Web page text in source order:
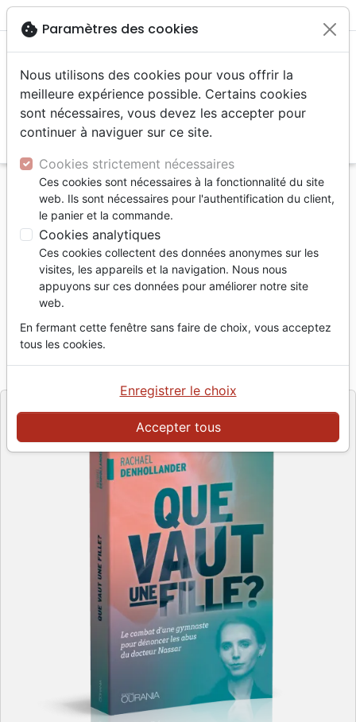
menu
Accueil Livres
Témoignages, biographies
Que vaut une fille? - Le combat d'une gymnaste
pour dénoncer les abus du docteur Nassar
Que vaut une fille?
Le combat d'une gymnaste pour
dénoncer les abus du docteur Nassar
Auteur :Rachael Denhollander
cookie Paramètres des cookies
Nous utilisons des cookies pour vous offrir la
meilleure expérience possible. Certains cookies
sont nécessaires, vous devez les accepter pour
continuer à naviguer sur ce site.
Cookies strictement nécessaires
Ces cookies sont nécessaires à la fonctionnalité du site
web. Ils sont nécessaires pour l'authentification du client,
le panier et la commande.
Cookies analytiques
Ces cookies collectent des données anonymes sur les
visites, les appareils et la navigation. Nous nous
appuyons sur ces données pour améliorer notre site
web.
En fermant cette fenêtre sans faire de choix, vous acceptez
tous les cookies.
Accepter tous
Enregistrer le choix